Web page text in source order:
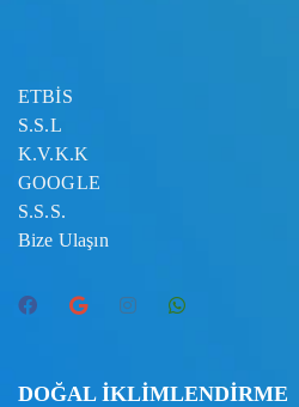
ETBİS
S.S.L
K.V.K.K
GOOGLE
S.S.S.
Bize Ulaşın
DOĞAL İKLİMLENDİRME